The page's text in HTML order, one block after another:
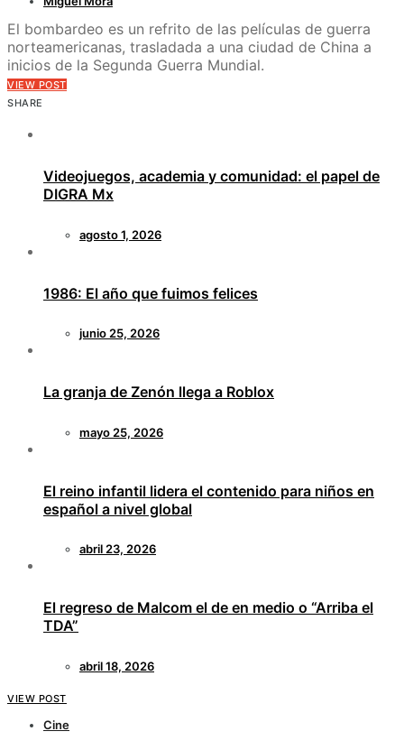
El bombardeo es un refrito de las películas de guerra
norteamericanas, trasladada a una ciudad de China a
inicios de la Segunda Guerra Mundial.
VIEW POST
SHARE
Videojuegos, academia y comunidad: el papel de
DIGRA Mx
agosto 1, 2026
1986: El año que fuimos felices
junio 25, 2026
La granja de Zenón llega a Roblox
mayo 25, 2026
El reino infantil lidera el contenido para niños en
español a nivel global
abril 23, 2026
El regreso de Malcom el de en medio o “Arriba el
TDA”
abril 18, 2026
VIEW POST
Cine